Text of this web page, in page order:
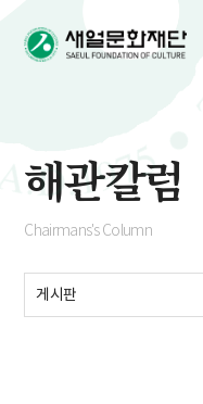
해관칼럼
Chairmans's Column
게시판